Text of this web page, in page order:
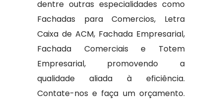
dentre outras especialidades como
Fachadas para Comercios, Letra
Caixa de ACM, Fachada Empresarial,
Fachada Comerciais e Totem
Empresarial, promovendo a
qualidade aliada à eficiência.
Contate-nos e faça um orçamento.